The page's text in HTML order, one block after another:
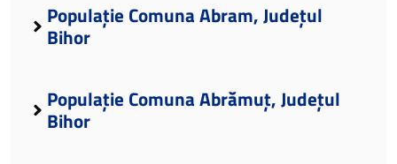
Populație Comuna Abram, Județul
Bihor
Populație Comuna Abrămuț, Județul
Bihor